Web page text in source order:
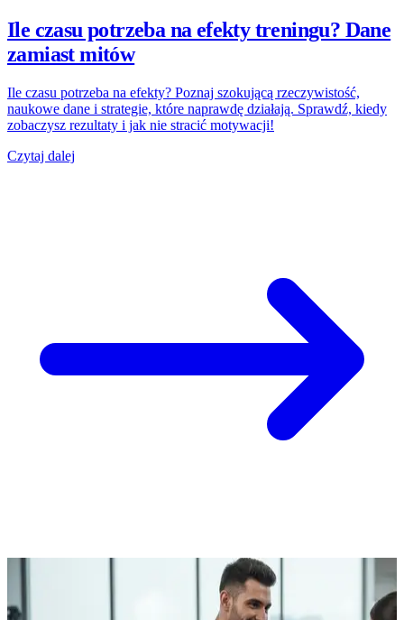
Ile czasu potrzeba na efekty treningu? Dane
zamiast mitów
Ile czasu potrzeba na efekty? Poznaj szokującą rzeczywistość,
naukowe dane i strategie, które naprawdę działają. Sprawdź, kiedy
zobaczysz rezultaty i jak nie stracić motywacji!
Czytaj dalej